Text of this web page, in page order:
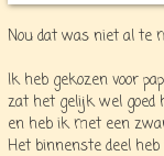
Nou dat was niet al te
Ik heb gekozen voor
zat het gelijk wel
en heb ik met een
Het binnenste deel